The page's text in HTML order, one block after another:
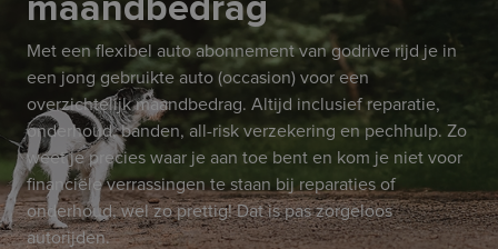
maandbedrag
Met een flexibel auto abonnement van godrive rijd je in
een jong gebruikte auto (occasion) voor een
overzichtelijk maandbedrag. Altijd inclusief reparatie,
onderhoud, banden, all-risk verzekering en pechhulp. Zo
weet je precies waar je aan toe bent en kom je niet voor
financiële verrassingen te staan bij reparaties of
onderhoud, wel zo prettig! Dat is pas zorgeloos
autorijden.